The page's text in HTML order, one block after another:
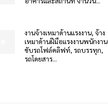
งานจ้างเหมาด้านแรงงาน, จ้าง
เหมาด้านฝีมือแรงงานพนักงาน
ขับรถโฟล์คลิฟท์, รถบรรทุก,
รถโดยสาร...